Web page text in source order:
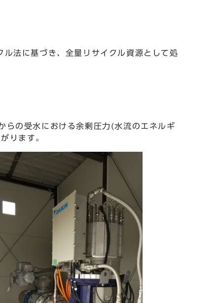
法に基づき、全量リサイクル資源として処
らの受水における余剰圧力(水流のエネルギ
ります。